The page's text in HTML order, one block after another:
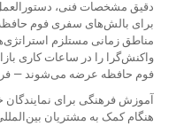
دقیق مشخصات فنی،
برای بالش‌های سفری فوم
مناطق زمانی مستلزم
واکنش‌گرا را در ساعات کاری
فوم حافظه عرضه می‌شوند —
آموزش فرهنگی برای نمایندگان
هنگام کمک به مشتریان